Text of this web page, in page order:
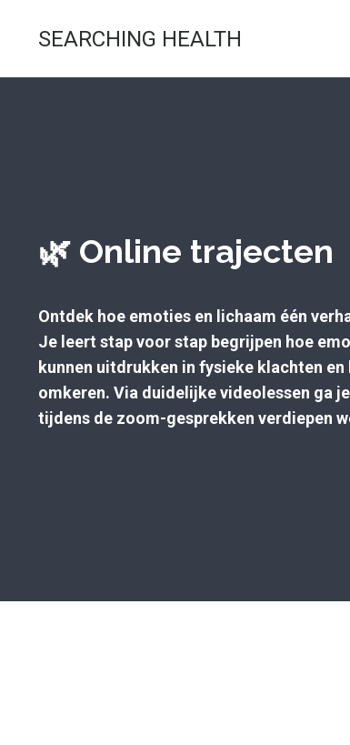
SEARCHING HEALTH
🌿 Online trajecten
Ontdek hoe emoties en lichaam één
Je leert stap voor stap begrijpen hoe
kunnen uitdrukken in fysieke klachten
omkeren. Via duidelijke videolessen ga
tijdens de zoom-gesprekken verdiepen